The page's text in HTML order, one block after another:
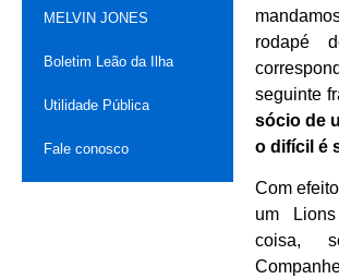
rodapé
seguinte
sócio de
o difícil é
Com
um
coisa,
MELVIN JONES
Boletim Leão da Ilha
Utilidade Pública
Fale conosco